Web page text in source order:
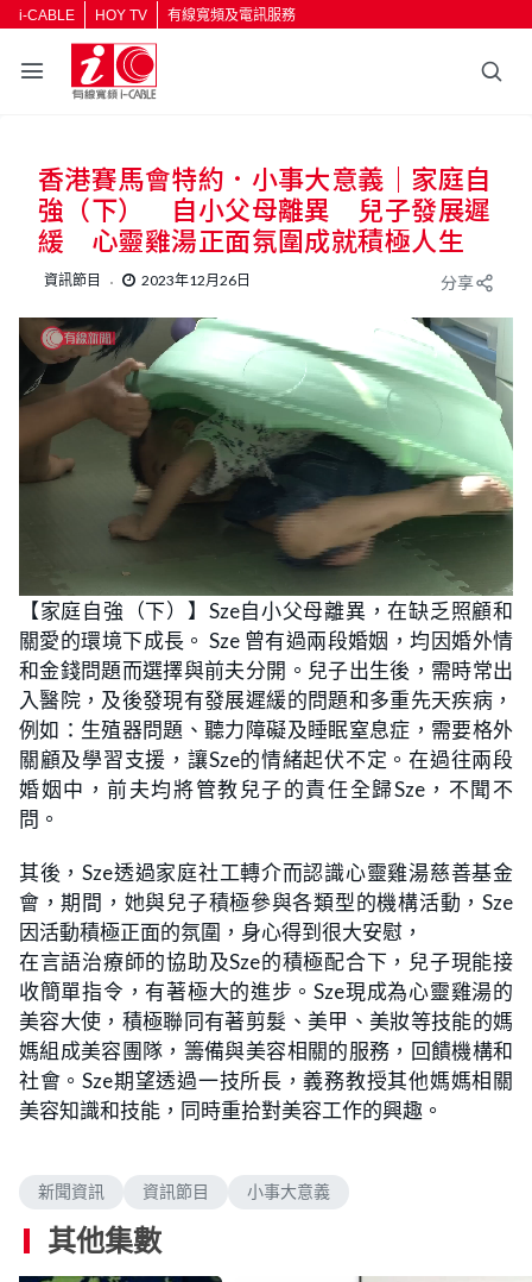
i-CABLE HOY TV 有線寬頻及電訊服務
香港賽馬會特約．小事大意義｜家庭自
強（下） 自小父母離異 兒子發展遲
緩 心靈雞湯正面氛圍成就積極人生
資訊節目 2023年12月26日 分享
n
m
u
t
e
o
a
d
e
d
:
1
.
0
0
%
【家庭自強（下）】Sze自小父母離異，在缺乏照顧和
關愛的環境下成長。 Sze 曾有過兩段婚姻，均因婚外情
和金錢問題而選擇與前夫分開。兒子出生後，需時常出
入醫院，及後發現有發展遲緩的問題和多重先天疾病，
例如：生殖器問題、聽力障礙及睡眠窒息症，需要格外
關顧及學習支援，讓Sze的情緒起伏不定。在過往兩段
婚姻中，前夫均將管教兒子的責任全歸Sze，不聞不
問。
其後，Sze透過家庭社工轉介而認識心靈雞湯慈善基金
會，期間，她與兒子積極參與各類型的機構活動，Sze
因活動積極正面的氛圍，身心得到很大安慰，
在言語治療師的協助及Sze的積極配合下，兒子現能接
收簡單指令，有著極大的進步。Sze現成為心靈雞湯的
美容大使，積極聯同有著剪髮、美甲、美妝等技能的媽
媽組成美容團隊，籌備與美容相關的服務，回饋機構和
社會。Sze期望透過一技所長，義務教授其他媽媽相關
美容知識和技能，同時重拾對美容工作的興趣。
新聞資訊 資訊節目 小事大意義
其他集數